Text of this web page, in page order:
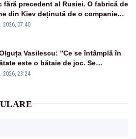
fără precedent al Rusiei. O fabrică de
din Kiev deținută de o companie
distrusă de o rachetă
2026, 07:40
Vasilescu: ”Ce se întâmplă în
este o bătaie de joc. Se
extraordinar de prost”
2026, 23:24